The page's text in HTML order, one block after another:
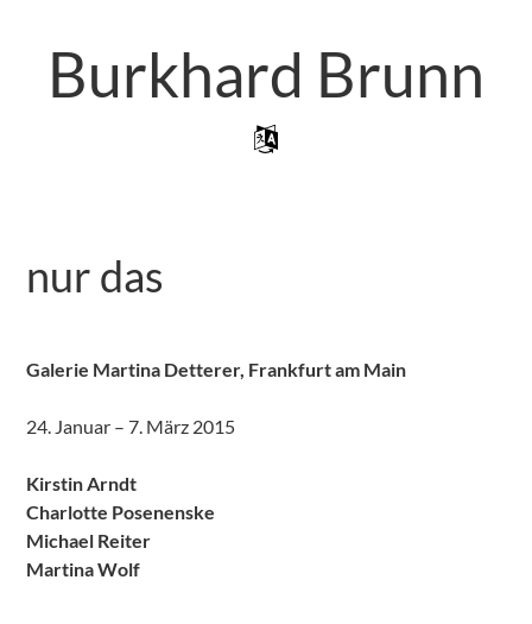
SpringenBurkhard Brunn
nur das
Galerie Martina Detterer, Frankfurt am Main
24. Januar – 7. März 2015
Kirstin Arndt
Charlotte Posenenske
Michael Reiter
Martina Wolf